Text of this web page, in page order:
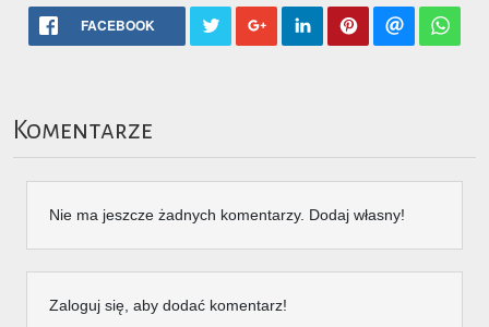
FACEBOOK
Komentarze
Nie ma jeszcze żadnych komentarzy. Dodaj własny!
Zaloguj się, aby dodać komentarz!